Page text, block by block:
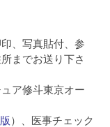
、写真貼付、参
までお送り下さ
ア修斗東京オー
）、医事チェック